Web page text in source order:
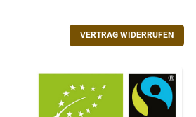
VERTRAG WIDERRUFEN